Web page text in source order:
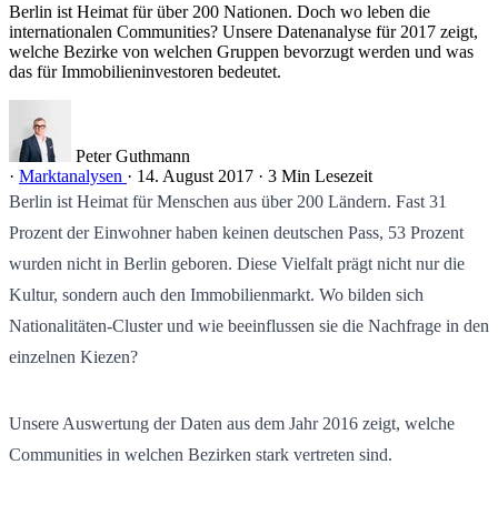
Berlin ist Heimat für über 200 Nationen. Doch wo leben die
internationalen Communities? Unsere Datenanalyse für 2017 zeigt,
welche Bezirke von welchen Gruppen bevorzugt werden und was
das für Immobilieninvestoren bedeutet.
Peter Guthmann
· Marktanalysen · 14. August 2017 · 3 Min Lesezeit
Berlin ist Heimat für Menschen aus über 200 Ländern. Fast 31
Prozent der Einwohner haben keinen deutschen Pass, 53 Prozent
wurden nicht in Berlin geboren. Diese Vielfalt prägt nicht nur die
Kultur, sondern auch den Immobilienmarkt. Wo bilden sich
Nationalitäten-Cluster und wie beeinflussen sie die Nachfrage in den
einzelnen Kiezen?
Unsere Auswertung der Daten aus dem Jahr 2016 zeigt, welche
Communities in welchen Bezirken stark vertreten sind.